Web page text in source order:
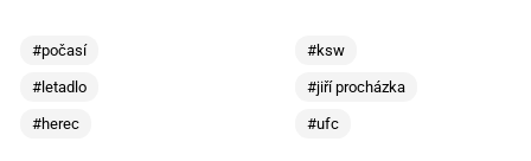
#počasí
#letadlo
#herec
#ksw
#jiří procházka
#ufc